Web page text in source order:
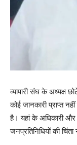
व्यापारी संघ के अध्यक्ष
कोई जानकारी प्राप्त
है। यहां के अधिकारी और
जनप्रतिनिधियों की